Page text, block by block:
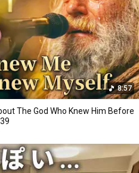
8:57
The God Who Knew Him Before